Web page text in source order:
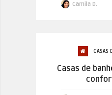
Camila D.
CASAS
Casas de